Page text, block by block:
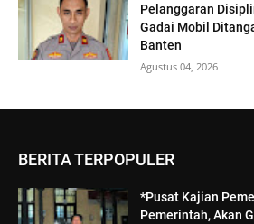
Pelanggaran
Gadai Mobil
Banten
Agustus 04, 2026
BERITA TERPOPULER
*Pusat Kajian
Pemerintah, Akan